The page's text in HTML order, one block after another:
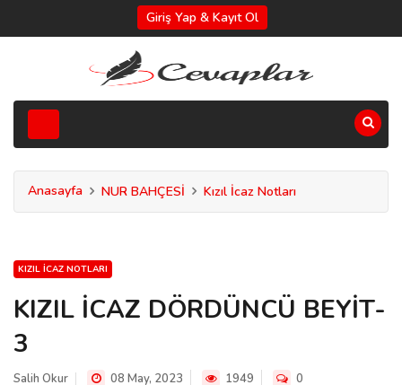
Giriş Yap & Kayıt Ol
Anasayfa NUR BAHÇESİ Kızıl İcaz Notları
KIZIL İCAZ NOTLARI
KIZIL İCAZ DÖRDÜNCÜ BEYİT-
3
Salih Okur 08 May, 2023 1949 0